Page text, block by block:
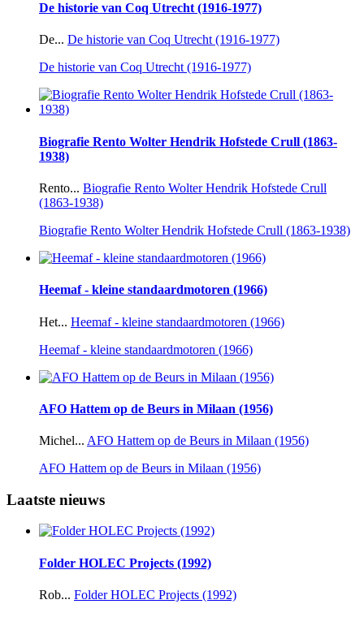
De historie van Coq Utrecht (1916-1977)
De... De historie van Coq Utrecht (1916-1977)
De historie van Coq Utrecht (1916-1977)
Biografie Rento Wolter Hendrik Hofstede Crull (1863-
1938)
Rento... Biografie Rento Wolter Hendrik Hofstede Crull
(1863-1938)
Biografie Rento Wolter Hendrik Hofstede Crull (1863-1938)
Heemaf - kleine standaardmotoren (1966)
Het... Heemaf - kleine standaardmotoren (1966)
Heemaf - kleine standaardmotoren (1966)
AFO Hattem op de Beurs in Milaan (1956)
Michel... AFO Hattem op de Beurs in Milaan (1956)
AFO Hattem op de Beurs in Milaan (1956)
Laatste nieuws
Folder HOLEC Projects (1992)
Rob... Folder HOLEC Projects (1992)